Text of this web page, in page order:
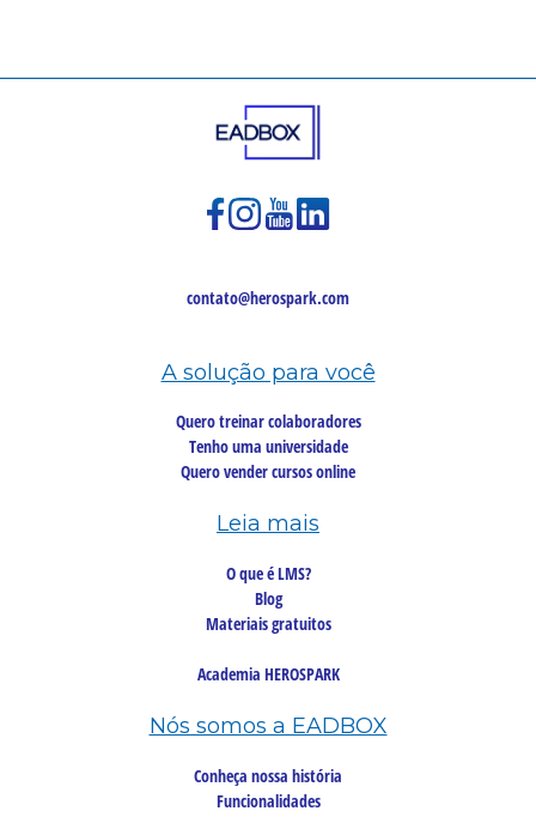
contato@herospark.com
A solução para você
Quero treinar colaboradores
Tenho uma universidade
Quero vender cursos online
Leia mais
O que é LMS?
Blog
Materiais gratuitos
Academia HEROSPARK
Nós somos a EADBOX
Conheça nossa história
Funcionalidades